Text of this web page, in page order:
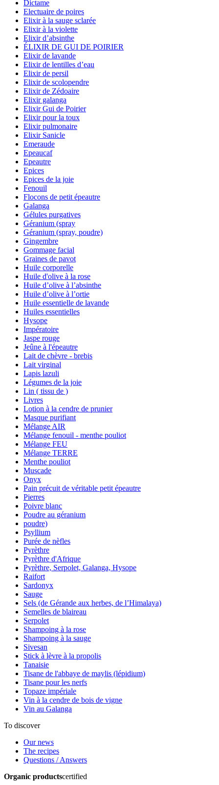
Dictame
Electuaire de poires
Elixir à la sauge sclarée
Elixir à la violette
Elixir d’absinthe
ÉLIXIR DE GUI DE POIRIER
Elixir de lavande
Elixir de lentilles d’eau
Elixir de persil
Elixir de scolopendre
Elixir de Zédoaire
Elixir galanga
Elixir Gui de Poirier
Elixir pour la toux
Elixir pulmonaire
Elixir Sanicle
Emeraude
Epeaucaf
Epeautre
Epices
Epices de la joie
Fenouil
Flocons de petit épeautre
Galanga
Gélules purgatives
Géranium (spray
Géranium (spray, poudre)
Gingembre
Gommage facial
Graines de pavot
Huile corporelle
Huile d'olive à la rose
Huile d’olive à l’absinthe
Huile d’olive à l’ortie
Huile essentielle de lavande
Huiles essentielles
Hysope
Impératoire
Jaspe rouge
Jeûne à l'épeautre
Lait de chèvre - brebis
Lait virginal
Lapis lazuli
Légumes de la joie
Lin ( tissu de )
Livres
Lotion à la cendre de prunier
Masque purifiant
Mélange AIR
Mélange fenouil - menthe pouliot
Mélange FEU
Mélange TERRE
Menthe pouliot
Muscade
Onyx
Pain précuit de véritable petit épeautre
Pierres
Poivre blanc
Poudre au géranium
poudre)
Psyllium
Purée de nèfles
Pyrèthre
Pyrèthre d'Afrique
Pyrèthre, Serpolet, Galanga, Hysope
Raifort
Sardonyx
Sauge
Sels (de Gérande aux herbes, de l’Himalaya)
Semelles de blaireau
Serpolet
Shampoing à la rose
Shampoing à la sauge
Sivesan
Stick à lèvre à la propolis
Tanaisie
Tisane de l'abbaye de maylis (lépidium)
Tisane pour les nerfs
Topaze impériale
Vin à la cendre de bois de vigne
Vin au Galanga
To discover
Our news
The recipes
Questions / Answers
Organic productscertified